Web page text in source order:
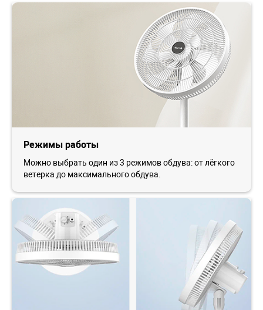
Режимы работы
Можно выбрать один из 3 режимов обдува: от лёгкого
ветерка до максимального обдува.